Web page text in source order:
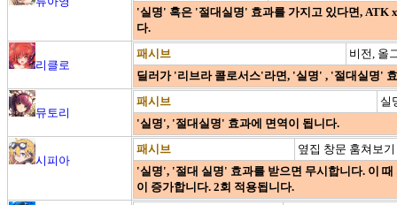
'실명' 혹은 '절대실명' 효과를 가지고 있다면, ATK
다.
리클로
패시브
비전, 올
딜러가 '리브라 콜로서스'라면, '실명' , '절대실명'
뮤토리
패시브
실
'실명', '절대실명' 효과에 면역이 됩니다.
시피아
패시브
옆집 창문 훔쳐보기
'실명', '절대 실명' 효과를 받으면 무시합니다. 이
이 증가합니다. 2회 적용됩니다.